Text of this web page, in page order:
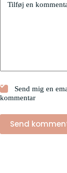
Tilføj en
Send mig en
kommentar
Send